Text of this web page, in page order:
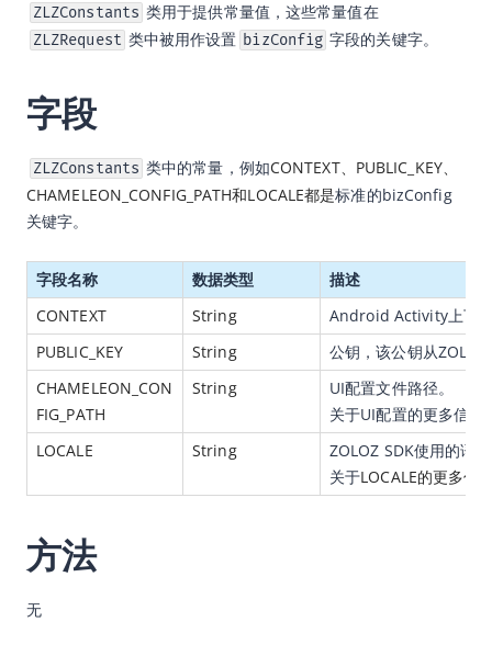
ZOLOZ接入指南
API参考
SDK参考
Android SDK
iOS SDK
HarmonyOS SDK
Web SDK
客户端错误
常见问题
ZLZConstants 类用于提供常量值，这些常量值在
ZLZRequest 类中被用作设置 bizConfig 字段的关键字。
字段
ZLZConstants 类中的常量，例如CONTEXT、PUBLIC_KEY、
CHAMELEON_CONFIG_PATH和LOCALE都是标准的bizConfig
关键字。
字段名称 数据类型
描述
CONTEXT
String
Android Activity上下
PUBLIC_KEY
String
公钥，该公钥从
CHAMELEON_CON
FIG_PATH
String
UI配置文件路径。
关于UI配置的更多信息
LOCALE
String
ZOLOZ SDK使用的语
关于LOCALE的更多信
方法
无